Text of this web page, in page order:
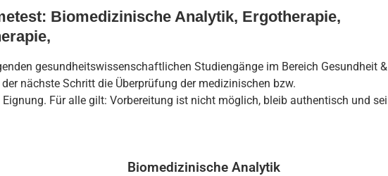
Biomedizinische Analytik, Ergotherapie,
gesundheitswissenschaftlichen Studiengänge im Bereich Gesundheit &
nächste Schritt die Überprüfung der medizinischen bzw.
Für alle gilt: Vorbereitung ist nicht möglich, bleib authentisch und sei
Biomedizinische Analytik